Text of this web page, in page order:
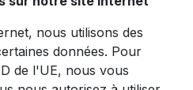
nous utilisons des
données. Pour
de l'UE, nous vous